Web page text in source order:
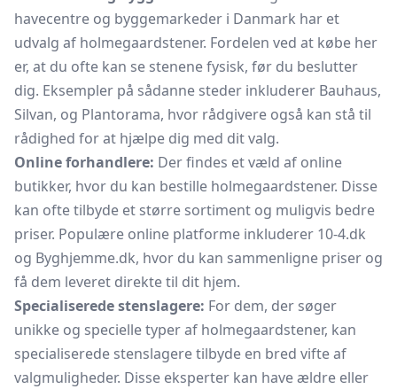
havecentre og byggemarkeder i Danmark har et
udvalg af holmegaardstener. Fordelen ved at købe her
er, at du ofte kan se stenene fysisk, før du beslutter
dig. Eksempler på sådanne steder inkluderer Bauhaus,
Silvan, og Plantorama, hvor rådgivere også kan stå til
rådighed for at hjælpe dig med dit valg.
Online forhandlere: Der findes et væld af online
butikker, hvor du kan bestille holmegaardstener. Disse
kan ofte tilbyde et større sortiment og muligvis bedre
priser. Populære online platforme inkluderer 10-4.dk
og Byghjemme.dk, hvor du kan sammenligne priser og
få dem leveret direkte til dit hjem.
Specialiserede stenslagere: For dem, der søger
unikke og specielle typer af holmegaardstener, kan
specialiserede stenslagere tilbyde en bred vifte af
valgmuligheder. Disse eksperter kan have ældre eller